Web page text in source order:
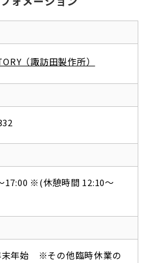
（諏訪田製作所）
17:00 ※(休憩時間 12:10〜
末年始 ※その他臨時休業の